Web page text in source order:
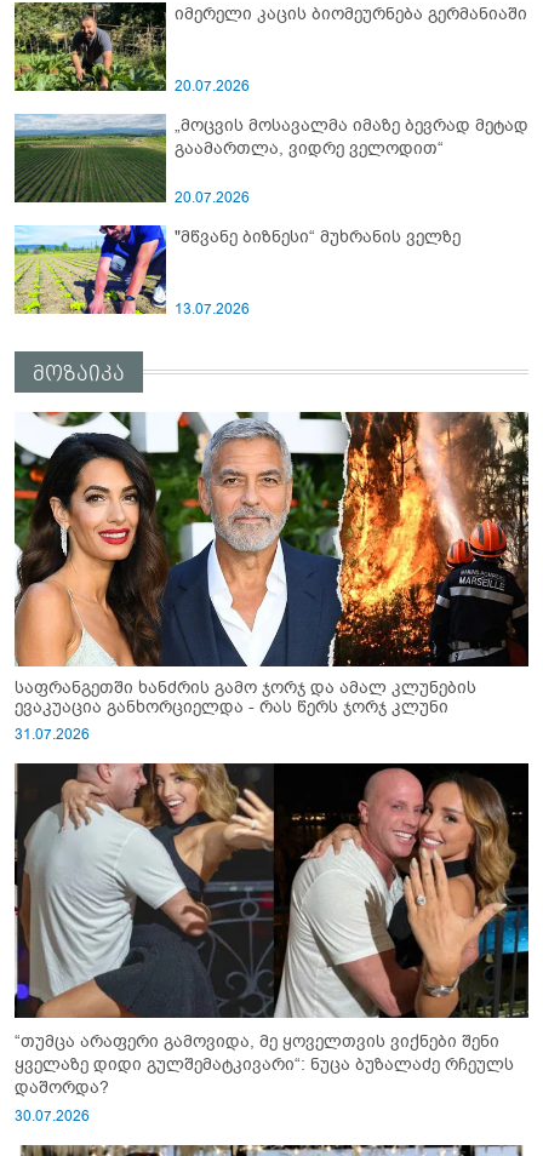
იმერელი კაცის ბიომეურნება გერმანიაში
20.07.2026
„მოცვის მოსავალმა იმაზე ბევრად მეტად
გაამართლა, ვიდრე ველოდით“
20.07.2026
"მწვანე ბიზნესი“ მუხრანის ველზე
13.07.2026
მოზაიკა
საფრანგეთში ხანძრის გამო ჯორჯ და ამალ კლუნების
ევაკუაცია განხორციელდა - რას წერს ჯორჯ კლუნი
31.07.2026
“თუმცა არაფერი გამოვიდა, მე ყოველთვის ვიქნები შენი
ყველაზე დიდი გულშემატკივარი“: ნუცა ბუზალაძე რჩეულს
დაშორდა?
30.07.2026